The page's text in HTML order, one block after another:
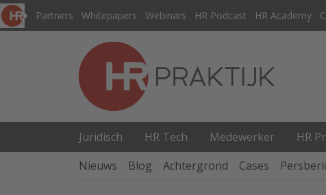
Partners Whitepapers Webinars HR Podcast HR Academy
Juridisch HR Tech Medewerker HR
Nieuws
Blog Achtergrond Cases